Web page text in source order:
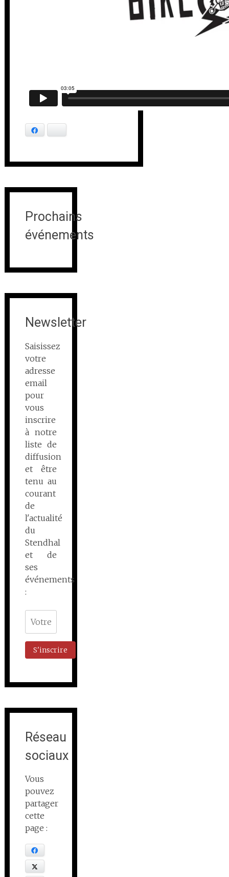
Prochains
événements
Newsletter
Saisissez
votre
adresse
email
pour
vous
inscrire
à notre
liste de
diffusion
et être
tenu au
courant
de
l'actualité
du
Stendhal
et de
ses
événements
:
Réseau
sociaux
Vous
pouvez
partager
cette
page :